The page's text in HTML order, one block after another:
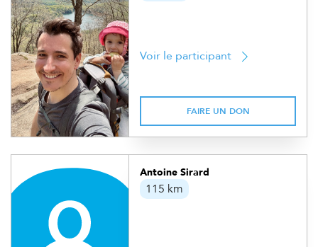
Voir le participant
FAIRE UN DON
Antoine Sirard
115 km